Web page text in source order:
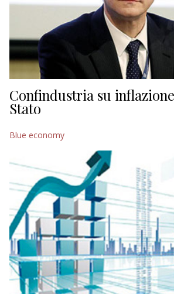
Confindustria su
Stato
Blue economy